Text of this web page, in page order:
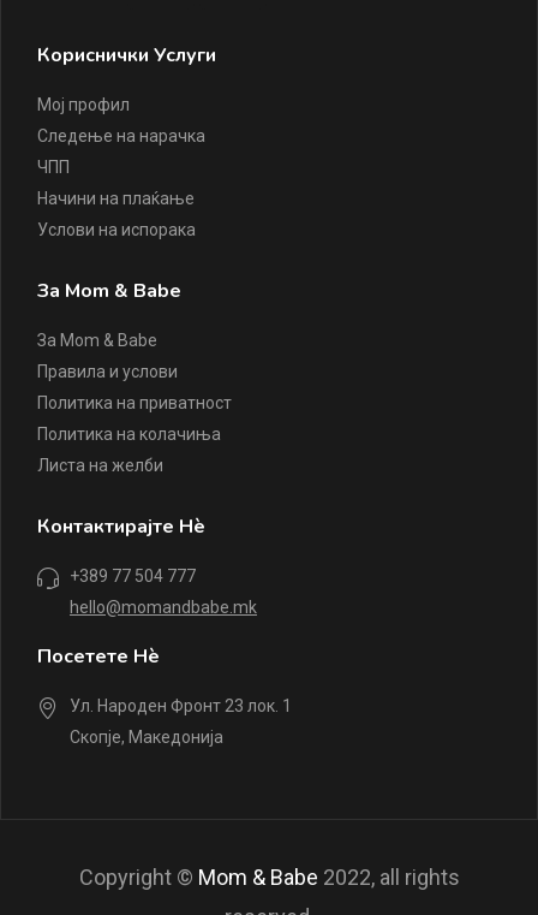
Кориснички Услуги
Мој профил
Следење на нарачка
ЧПП
Начини на плаќање
Услови на испорака
За Mom & Babe
За Mom & Babe
Правила и услови
Политика на приватност
Политика на колачиња
Листа на желби
Контактирајте Нè
+389 77 504 777
hello@momandbabe.mk
Посетете Нè
Ул. Народен Фронт 23 лок. 1
Скопје, Македонија
Copyright © Mom & Babe 2022, all rights